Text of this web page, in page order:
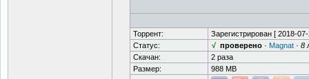
Торрент: Зарегистрирован [ 2018-
Статус:
√ проверено · Magnat · 8
Скачан:
2 раза
Размер:
988 MB